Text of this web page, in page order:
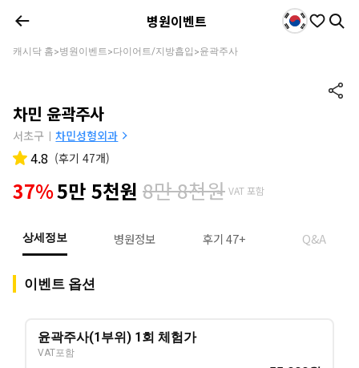
병원이벤트
캐시닥 홈>병원이벤트>다이어트/지방흡입 >윤곽주사
차민 윤곽주사
서초구 | 차민성형외과
4.8 (후기 47개)
37%5만 5천원 8만 8천원 VAT 포함
상세정보 병원정보 후기 47+ Q&A
이벤트 옵션
윤곽주사(1부위) 1회 체험가
VAT포함